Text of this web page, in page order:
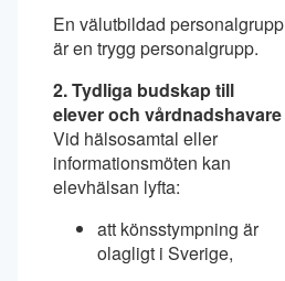
En välutbildad personalgrupp
är en trygg personalgrupp.
2. Tydliga budskap till
elever och vårdnadshavare
Vid hälsosamtal eller
informationsmöten kan
elevhälsan lyfta:
att könsstympning är
olagligt i Sverige,